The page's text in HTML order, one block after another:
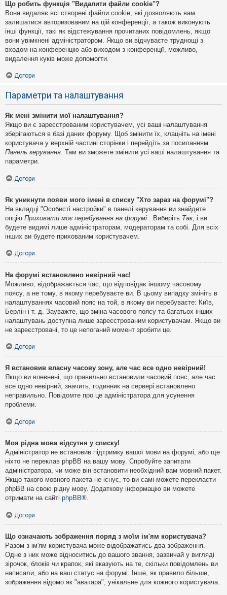
Що робить функція "Видалити файли cookie"?
Вона видаляє всі створені файли cookie, які дозволяють вам
залишатися авторизованим на цій конференції, а також виконують
інші функції, такі як відстежування прочитаних повідомлень, якщо
вони увімкнені адміністратором. Якщо ви відчуваєте труднощі з
входом на конференцію або виходом з конференції, можливо,
видалення куків може допомогти.
Догори
Параметри та налаштування
Як мені змінити мої налаштування?
Якщо ви є зареєстрованим користувачем, усі ваші налаштування
зберігаються в базі даних форуму. Щоб змінити їх, клацніть на імені
користувача у верхній частині сторінки і перейдіть за посиланням
Панель керування . Там ви зможете змінити усі ваші налаштування та
параметри.
Догори
Як уникнути появи мого імені в списку "Хто зараз на форумі"?
На вкладці "Особисті настройки" в панелі керування ви знайдете
опцію Приховати моє перебування на форумі . Виберіть Так, і ви
будете видимі лише адміністраторам, модераторам та собі. Для всіх
інших ви будете прихованим користувачем.
Догори
На форумі встановлено невірний час!
Можливо, відображається час, що відповідає іншому часовому
поясу, а не тому, в якому перебуваєте ви. В цьому випадку змініть в
налаштуваннях часовий пояс на той, в якому ви перебуваєте: Київ,
Берлін і т. д. Зауважте, що зміна часового поясу та багатьох інших
налаштувань доступна лише зареєстрованим користувачам. Якщо ви
не зареєстровані, то це непоганий момент зробити це.
Догори
Я встановив власну часову зону, але час все одно невірний!
Якщо ви впевнені, що правильно встановили часовий пояс, але час
все одно невірний, значить, годинник на сервері встановлено
неправильно. Повідомте про це адміністратора для усунення
проблеми.
Догори
Моя рідна мова відсутня у списку!
Адміністратор не встановив підтримку вашої мови на форумі, або ще
ніхто не переклав phpBB на вашу мову. Спробуйте запитати
адміністратора, чи може він встановити необхідний вам мовний пакет.
Якщо такого мовного пакета не існує, то ви самі можете перекласти
phpBB на свою рідну мову. Додаткову інформацію ви можете
отримати на сайті phpBB®.
Догори
Що означають зображення поряд з моїм ім'ям користувача?
Разом з ім'ям користувача може відображатись два зображення.
Одне з них може відноситись до вашого звання, зазвичай у вигляді
зірочок, блоків чи крапок, які вказують на те, скільки повідомлень ви
написали, або на ваш статус на форумі. Інше, як правило більше,
зображення відомо як "аватара", унікальне для кожного користувача.